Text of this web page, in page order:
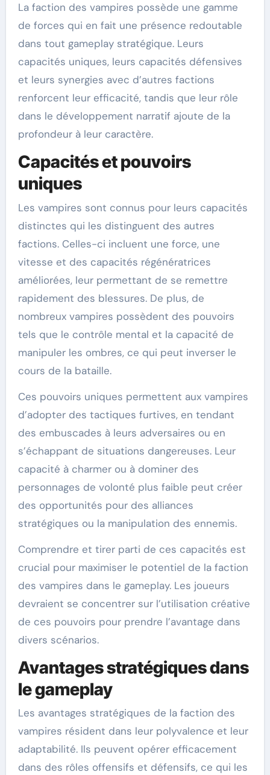
La faction des vampires possède une gamme
de forces qui en fait une présence redoutable
dans tout gameplay stratégique. Leurs
capacités uniques, leurs capacités défensives
et leurs synergies avec d’autres factions
renforcent leur efficacité, tandis que leur rôle
dans le développement narratif ajoute de la
profondeur à leur caractère.
Capacités et pouvoirs
uniques
Les vampires sont connus pour leurs capacités
distinctes qui les distinguent des autres
factions. Celles-ci incluent une force, une
vitesse et des capacités régénératrices
améliorées, leur permettant de se remettre
rapidement des blessures. De plus, de
nombreux vampires possèdent des pouvoirs
tels que le contrôle mental et la capacité de
manipuler les ombres, ce qui peut inverser le
cours de la bataille.
Ces pouvoirs uniques permettent aux vampires
d’adopter des tactiques furtives, en tendant
des embuscades à leurs adversaires ou en
s’échappant de situations dangereuses. Leur
capacité à charmer ou à dominer des
personnages de volonté plus faible peut créer
des opportunités pour des alliances
stratégiques ou la manipulation des ennemis.
Comprendre et tirer parti de ces capacités est
crucial pour maximiser le potentiel de la faction
des vampires dans le gameplay. Les joueurs
devraient se concentrer sur l’utilisation créative
de ces pouvoirs pour prendre l’avantage dans
divers scénarios.
Avantages stratégiques dans
le gameplay
Les avantages stratégiques de la faction des
vampires résident dans leur polyvalence et leur
adaptabilité. Ils peuvent opérer efficacement
dans des rôles offensifs et défensifs, ce qui les